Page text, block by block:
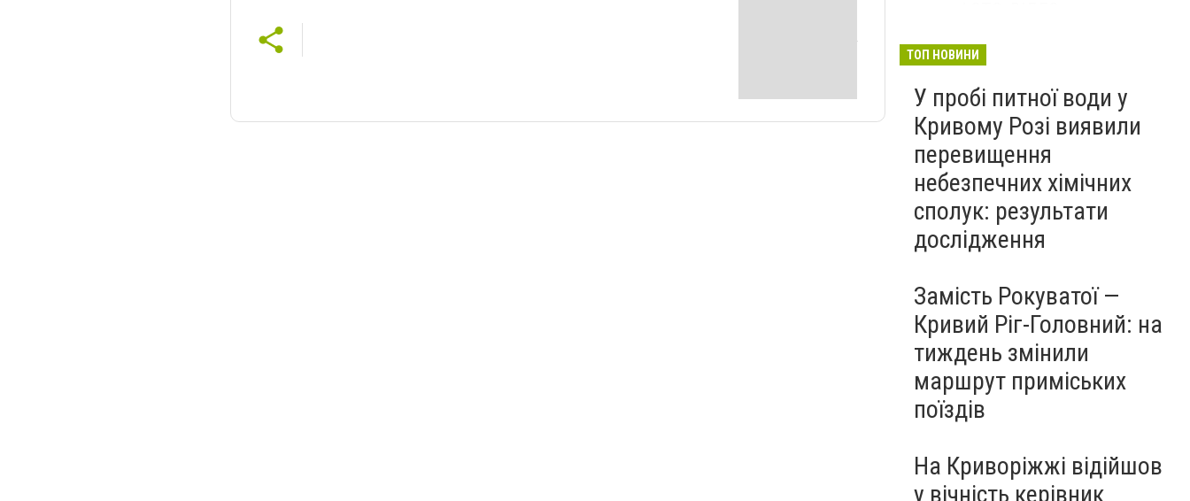
Названо найпопулярніші
університети очолили
рейтинг за кількістю
поданих заяв
12:14
ТОП НОВИНИ
У пробі питної води у
Кривому Розі виявили
перевищення
небезпечних хімічних
сполук: результати
дослідження
Замість Рокуватої —
Кривий Ріг-Головний: на
тиждень змінили
маршрут приміських
поїздів
На Криворіжжі відійшов
у вічність керівник